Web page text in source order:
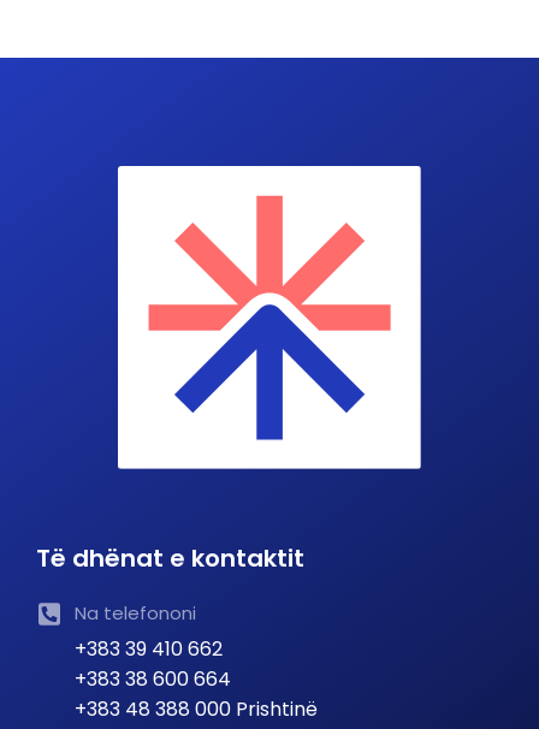
Të dhënat e kontaktit
Na telefononi
+383 39 410 662
+383 38 600 664
+383 48 388 000 Prishtinë